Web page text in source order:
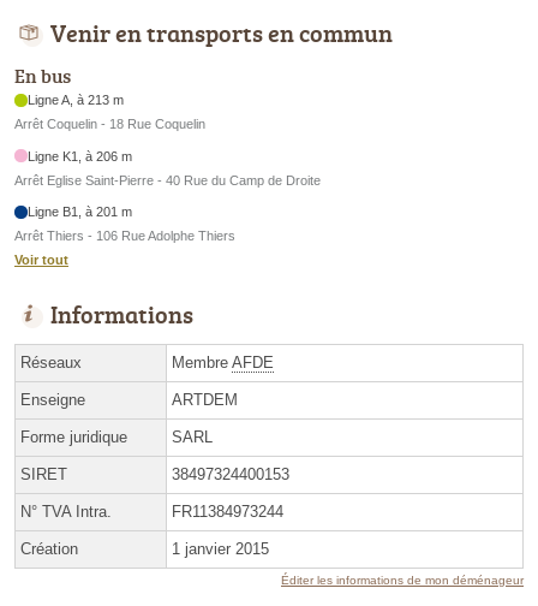
Venir en transports en commun
En bus
Ligne A, à 213 m
Arrêt Coquelin - 18 Rue Coquelin
Ligne K1, à 206 m
Arrêt Eglise Saint-Pierre - 40 Rue du Camp de Droite
Ligne B1, à 201 m
Arrêt Thiers - 106 Rue Adolphe Thiers
Voir tout
Informations
Réseaux Membre AFDE
Enseigne ARTDEM
Forme juridique SARL
SIRET 38497324400153
N° TVA Intra. FR11384973244
Création 1 janvier 2015
Éditer les informations de mon déménageur